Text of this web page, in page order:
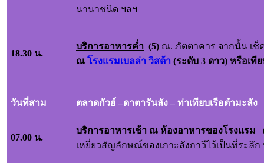
นานาชนิด ฯลฯ
18.30 น.
บริการอาหารค่ำ (5) ณ. ภัตตาคาร จากนั้น เช็
ณ โรงแรมเบลล่า วิสต้า (ระดับ 3 ดาว) หรือเทีย
วันที่สาม ตลาดกัวฮ์ –ดาตารันลัง – ท่าเทียบเรือตำมะลัง
07.00 น.
บริการอาหารเช้า ณ ห้องอาหารของโรงแร
เหยี่ยวสัญลักษณ์ของเกาะลังกาวีไว้เป็นที่ระลึ